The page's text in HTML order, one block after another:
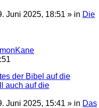
Juni 2025, 18:51 » in Die
der Bibel auf die
auch auf die
Juni 2025, 15:41 » in Das